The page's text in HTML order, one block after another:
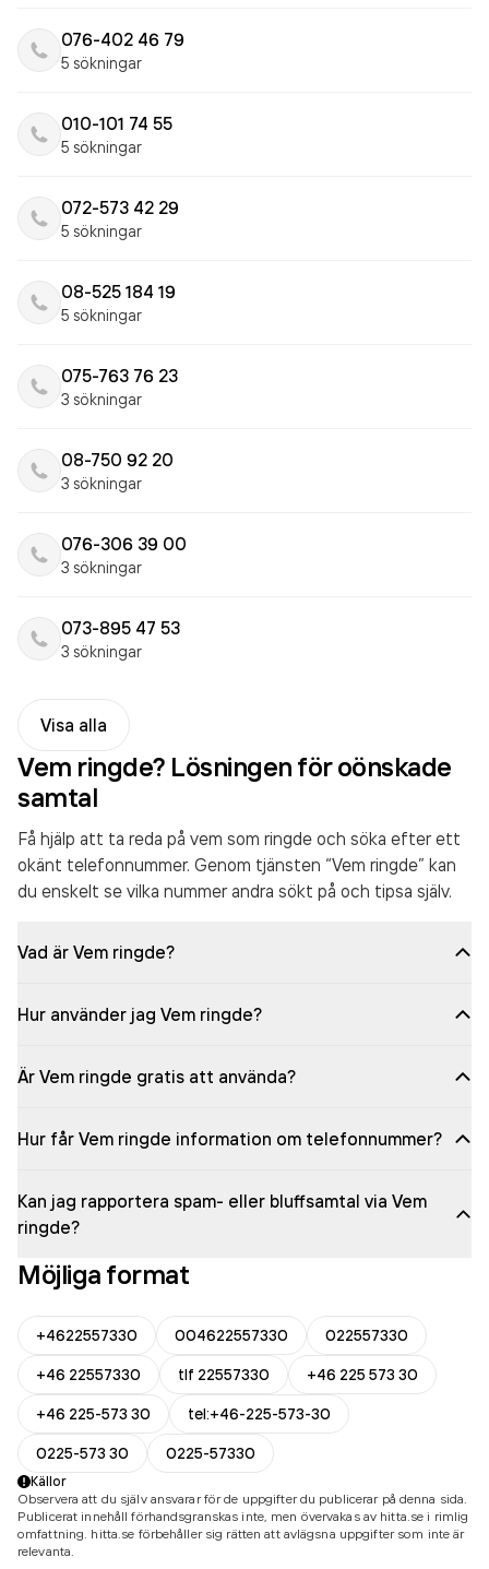
076-402 46 79
5 sökningar
010-101 74 55
5 sökningar
072-573 42 29
5 sökningar
08-525 184 19
5 sökningar
075-763 76 23
3 sökningar
08-750 92 20
3 sökningar
076-306 39 00
3 sökningar
073-895 47 53
3 sökningar
Visa alla
Vem ringde? Lösningen för oönskade
samtal
Få hjälp att ta reda på vem som ringde och söka efter ett
okänt telefonnummer. Genom tjänsten “Vem ringde” kan
du enskelt se vilka nummer andra sökt på och tipsa själv.
Vad är Vem ringde?
Hur använder jag Vem ringde?
Är Vem ringde gratis att använda?
Hur får Vem ringde information om telefonnummer?
Kan jag rapportera spam- eller bluffsamtal via Vem
ringde?
Möjliga format
+4622557330 004622557330
022557330
+46 22557330
tlf 22557330
+46 225 573 30
+46 225-573 30
tel:+46-225-573-30
0225-573 30
0225-57330
Källor
Observera att du själv ansvarar för de uppgifter du publicerar på denna sida.
Publicerat innehåll förhandsgranskas inte, men övervakas av hitta.se i rimlig
omfattning. hitta.se förbehåller sig rätten att avlägsna uppgifter som inte är
relevanta.